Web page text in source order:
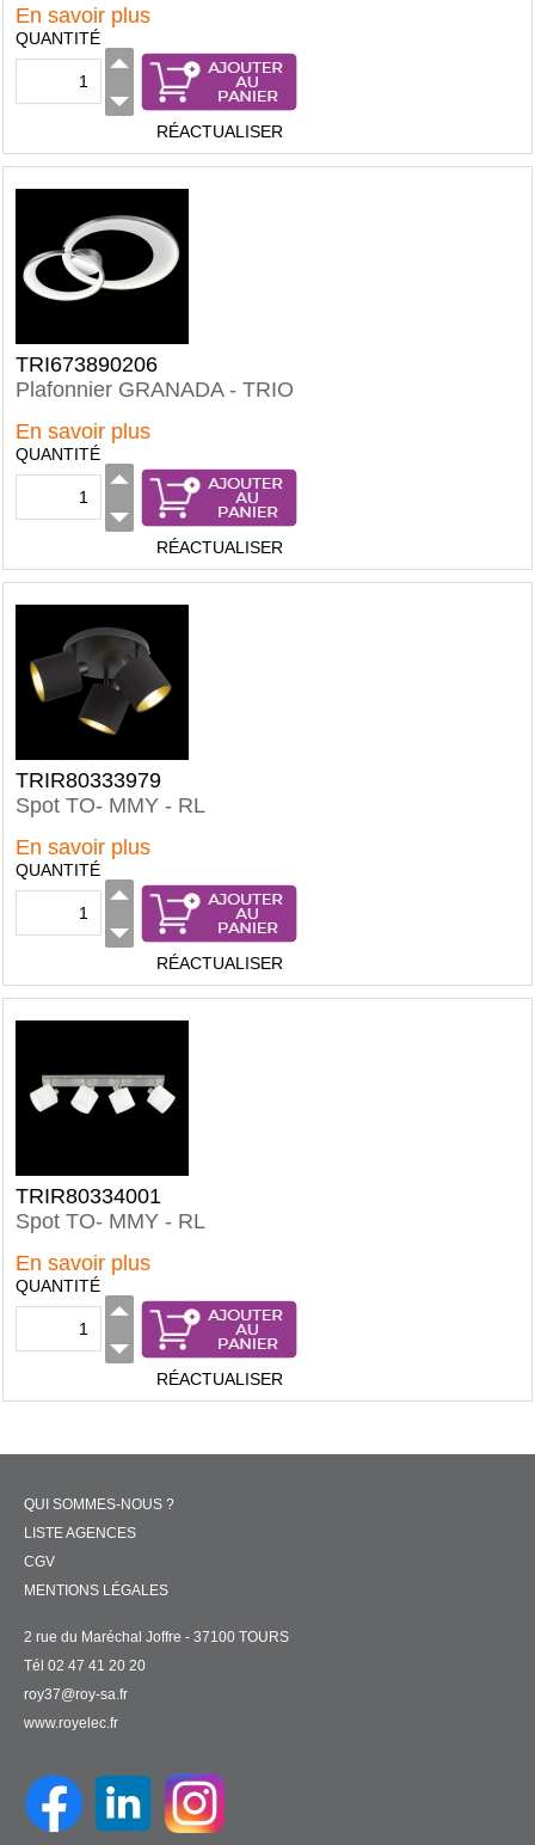
En savoir plus
QUANTITÉ
RÉACTUALISER
TRI673890206
Plafonnier GRANADA - TRIO
En savoir plus
QUANTITÉ
RÉACTUALISER
TRIR80333979
Spot TO- MMY - RL
En savoir plus
QUANTITÉ
RÉACTUALISER
TRIR80334001
Spot TO- MMY - RL
En savoir plus
QUANTITÉ
RÉACTUALISER
QUI SOMMES-NOUS ?
LISTE AGENCES
CGV
MENTIONS LÉGALES
2 rue du Maréchal Joffre - 37100 TOURS
Tél 02 47 41 20 20
roy37@roy-sa.fr
www.royelec.fr